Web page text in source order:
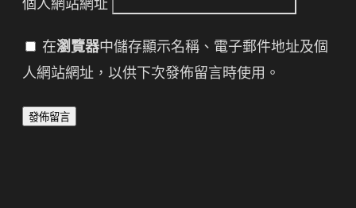
個人網站網址
在瀏覽器中儲存顯示名稱、電子郵件地址及個
人網站網址，以供下次發佈留言時使用。